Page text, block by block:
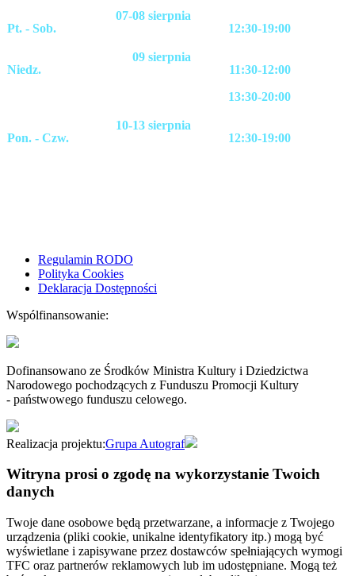
Pt. - Sob.
07-08 sierpnia
12:30-19:00
Niedz.
09 sierpnia
11:30-12:00
13:30-20:00
Pon. - Czw.
10-13 sierpnia
12:30-19:00
Regulamin RODO
Polityka Cookies
Deklaracja Dostępności
Wspólfinansowanie:
Dofinansowano ze Środków Ministra Kultury i Dziedzictwa
Narodowego pochodzących z Funduszu Promocji Kultury
- państwowego funduszu celowego.
Realizacja projektu:Grupa Autograf
Witryna prosi o zgodę na wykorzystanie Twoich
danych
Twoje dane osobowe będą przetwarzane, a informacje z Twojego
urządzenia (pliki cookie, unikalne identyfikatory itp.) mogą być
wyświetlane i zapisywane przez dostawców spełniających wymogi
TFC oraz partnerów reklamowych lub im udostępniane. Mogą też